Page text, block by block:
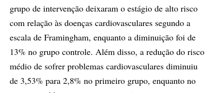
grupo de intervenção deixaram o estágio de alto risco
com relação às doenças cardiovasculares segundo a
escala de Framingham, enquanto a diminuição foi de
13% no grupo controle. Além disso, a redução do risco
médio de sofrer problemas cardiovasculares diminuiu
de 3,53% para 2,8% no primeiro grupo, enquanto no